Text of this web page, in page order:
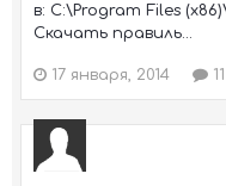
в: C:\Program Files
Скачать правиль...
17 января, 2014